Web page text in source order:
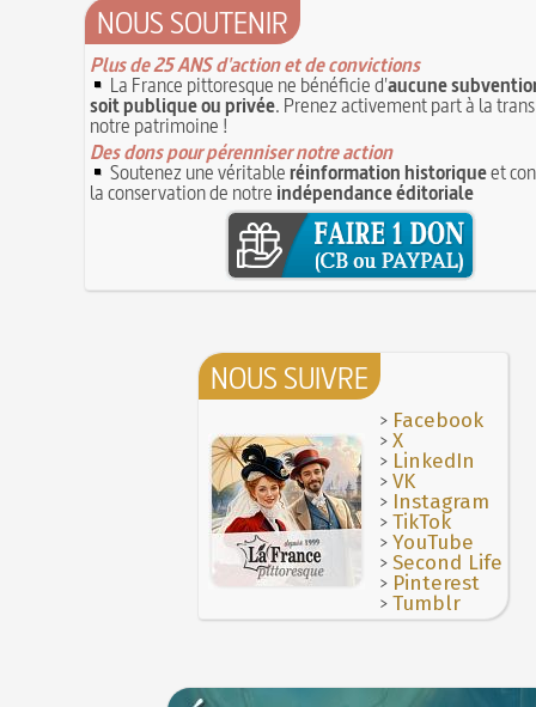
NOUS SOUTENIR
Plus de 25 ANS d'action et de convictions
La France pittoresque ne bénéficie d'aucune
soit publique ou privée. Prenez activement part à la
notre patrimoine !
Des dons pour pérenniser notre action
Soutenez une véritableréinformation historiqueet
la conservation de notre indépendance éditoriale
NOUS SUIVRE
> Facebook
>X
> LinkedIn
>VK
> Instagram
>TikTok
>YouTube
>Second Life
> Pinterest
>Tumblr